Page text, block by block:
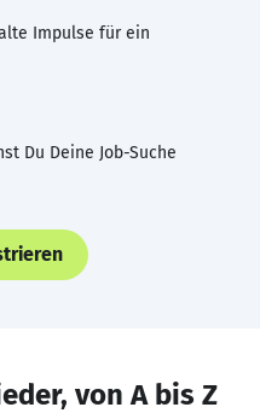
Impulse für ein
Du Deine Job-Suche
von A bis Z